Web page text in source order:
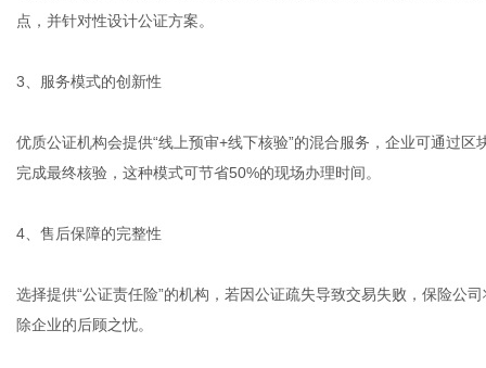
点，并针对性设计公证方案。
3、服务模式的创新性
优质公证机构会提供“线上预审+线下核验”的混合服务，企业可通过
完成最终核验，这种模式可节省50%的现场办理时间。
4、售后保障的完整性
选择提供“公证责任险”的机构，若因公证疏失导致交易失败，保险公
除企业的后顾之忧。